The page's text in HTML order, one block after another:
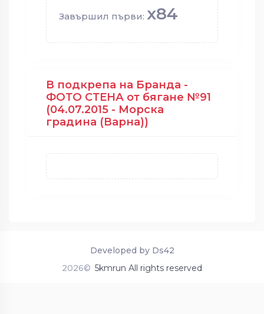
Завършил първи: x84
В подкрепа на Бранда -
ФОТО СТЕНА от бягане №91
(04.07.2015 - Морска
градина (Варна))
2026© 5kmrun All rights reserved
Developed by Ds42